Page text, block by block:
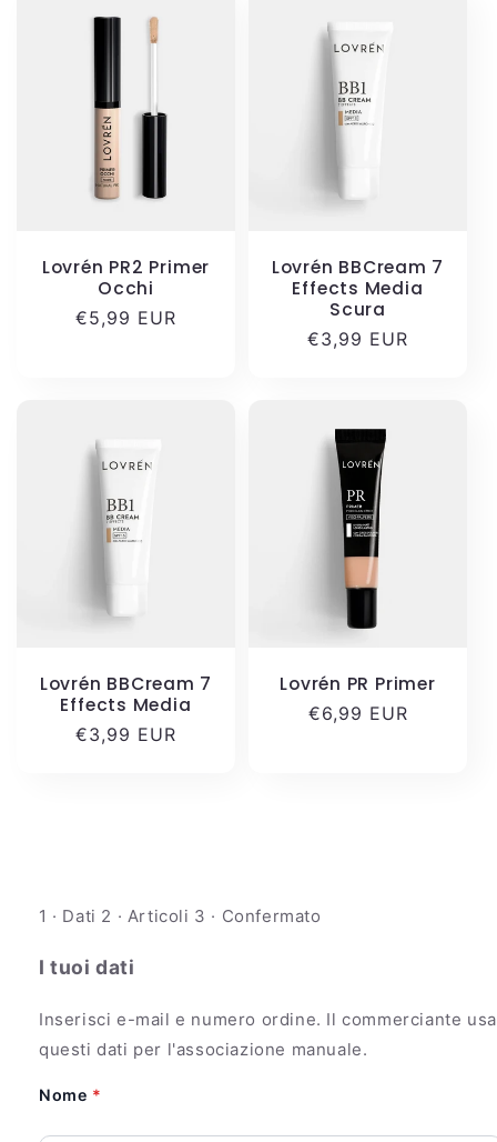
Lovrén PR2 Primer
Occhi
Prezzo
€5,99 EUR
Lovrén BBCream 7
Effects Media
Scura
Prezzo
€3,99 EUR
Lovrén BBCream 7
Effects Media
Prezzo
€3,99 EUR
Lovrén PR Primer
Prezzo
€6,99 EUR